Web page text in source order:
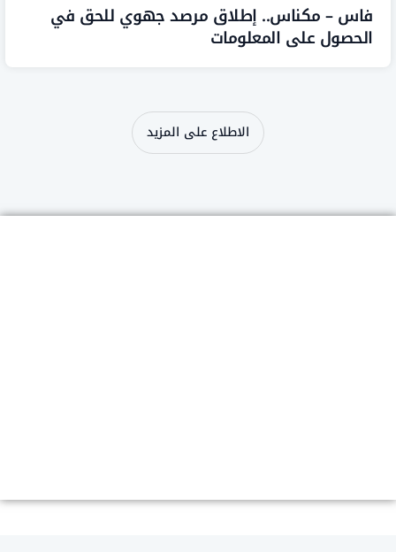
– مكناس.. إطلاق مرصد جهوي للحق في
على المعلومات
الاطلاع على المزيد